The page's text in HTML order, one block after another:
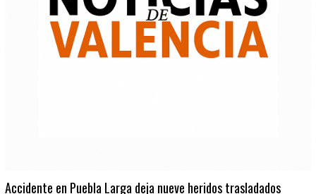
Accidente en Puebla Larga deja nueve heridos trasladados